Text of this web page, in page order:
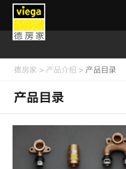
德房家 > 产品介绍 >产品目录
产品目录